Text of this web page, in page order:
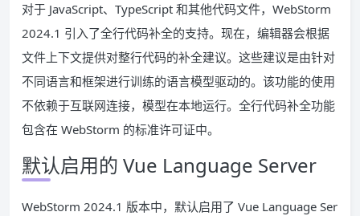
对于 JavaScript、TypeScript 和其他代码文件，WebStorm
2024.1 引入了全行代码补全的支持。现在，编辑器会根据
文件上下文提供对整行代码的补全建议。这些建议是由针对
不同语言和框架进行训练的语言模型驱动的。该功能的使用
不依赖于互联网连接，模型在本地运行。全行代码补全功能
包含在 WebStorm 的标准许可证中。
默认启用的 Vue Language Server
WebStorm 2024.1 版本中，默认启用了 Vue Language Ser